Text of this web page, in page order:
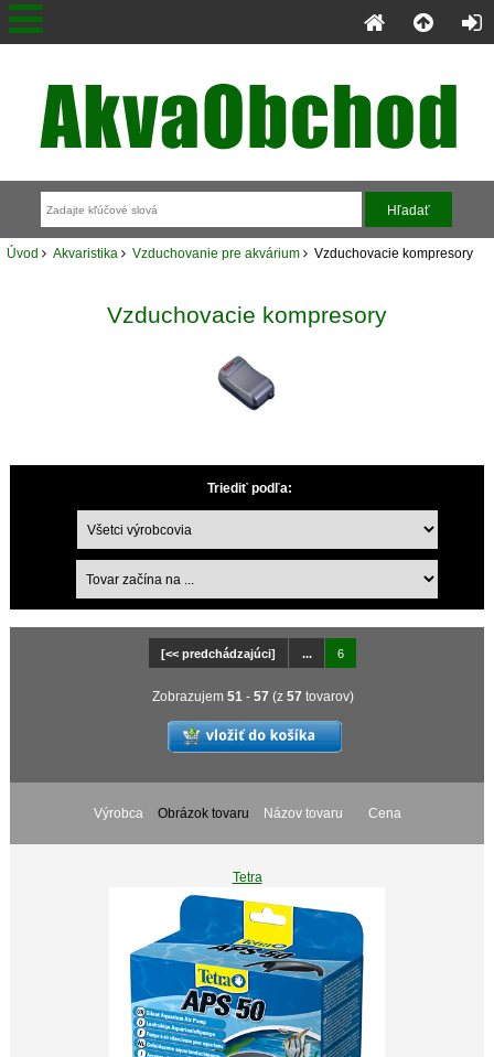
Úvod Akvaristika Vzduchovanie pre akvárium Vzduchovacie kompresory
Vzduchovacie kompresory
Triediť podľa:
[<< predchádzajúci] ... 6
Zobrazujem 51 - 57 (z 57 tovarov)
Výrobca Obrázok tovaru Názov tovaru Cena
Tetra